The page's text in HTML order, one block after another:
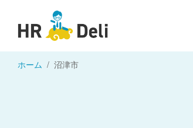
ホーム 沼津市